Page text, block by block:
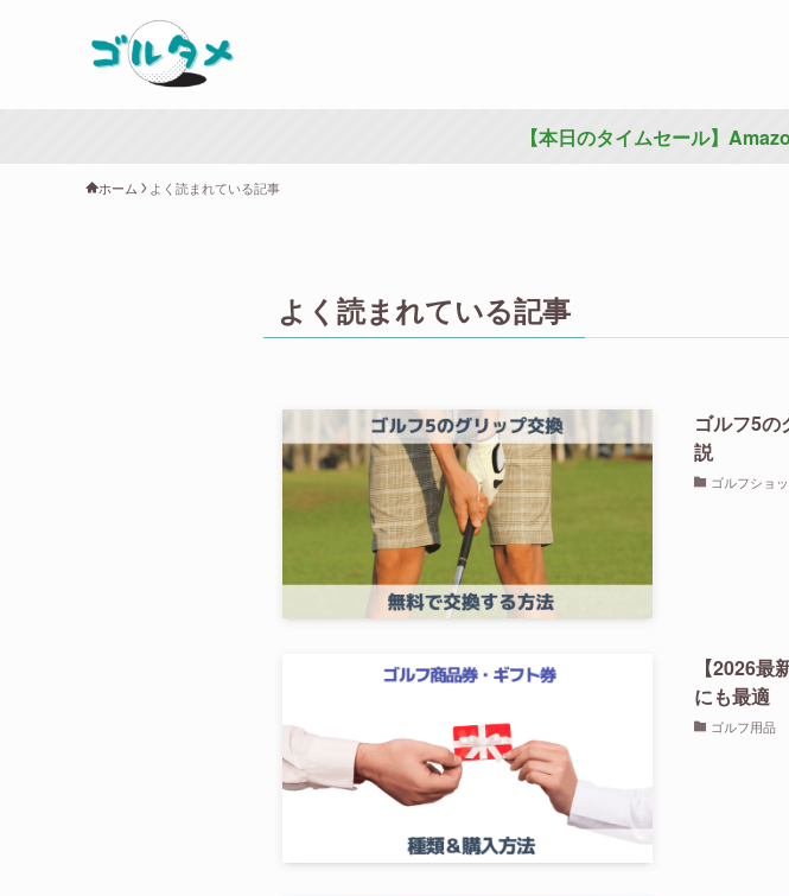
【本日のタイムセール】
ホーム よく読まれている記事
よく読まれている記事
ゴルフ5
説
ゴルフショ
【2026
にも最適
ゴルフ用品